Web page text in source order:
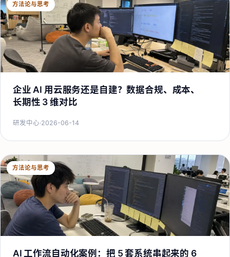
方法论与思考
企业 AI 用云服务还是自建？数据合规、成本、
长期性 3 维对比
研发中心·2026-06-14
方法论与思考
AI 工作流自动化案例：把 5 套系统串起来的 6